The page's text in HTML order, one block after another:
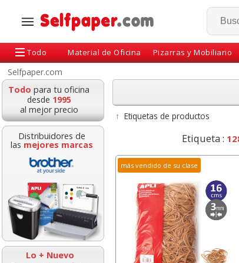
Todo Material de Oficina Pizarras y Mobiliario
Selfpaper.com
Todo para tu oficina
desde 1995
al mejor precio
Distribuidores de
las mejores marcas
Lo + Nuevo
↑Etiquetas de productos
Etiqueta :
más vendido de su clase
Clips niquelados
numero 2 - 32 mm caja
100 uds. Self-Office
Bic 4
Oro